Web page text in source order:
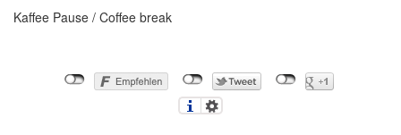
Kaffee Pause / Coffee break